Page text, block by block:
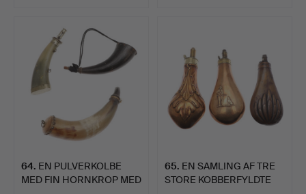
64. EN PULVERKOLBE
MED FIN HORNKROP MED
65. EN SAMLING AF TRE
STORE KOBBERFYLDTE